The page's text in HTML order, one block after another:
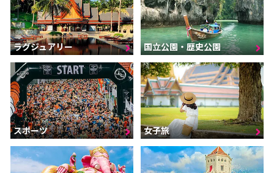
ラグジュアリー 国立公園・歴史公園
スポーツ 女子旅